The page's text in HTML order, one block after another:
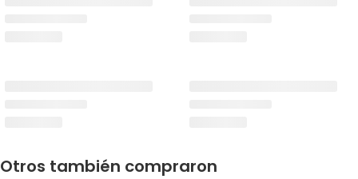
Otros también compraron